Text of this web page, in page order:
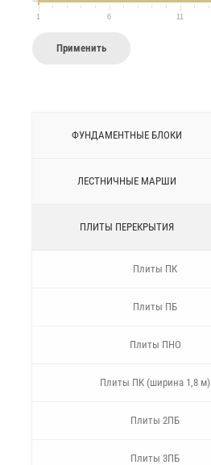
1 6 11
Применить
ФУНДАМЕНТНЫЕ БЛОКИ
ЛЕСТНИЧНЫЕ МАРШИ
ПЛИТЫ ПЕРЕКРЫТИЯ
Плиты ПК
Плиты ПБ
Плиты ПНО
Плиты ПК (ширина 1,8 м)
Плиты 2ПБ
Плиты 3ПБ